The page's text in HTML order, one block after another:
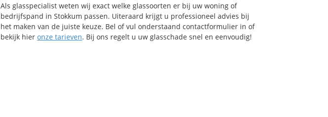
Als glasspecialist weten wij exact welke glassoorten er bij uw woning of
bedrijfspand in Stokkum passen. Uiteraard krijgt u professioneel advies bij
het maken van de juiste keuze. Bel of vul onderstaand contactformulier in of
bekijk hier onze tarieven. Bij ons regelt u uw glasschade snel en eenvoudig!